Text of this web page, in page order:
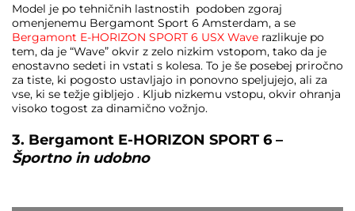
Model je po tehničnih lastnostih podoben zgoraj
omenjenemu Bergamont Sport 6 Amsterdam, a se
Bergamont E-HORIZON SPORT 6 USX Wave razlikuje po
tem, da je “Wave” okvir z zelo nizkim vstopom, tako da je
enostavno sedeti in vstati s kolesa. To je še posebej priročno
za tiste, ki pogosto ustavljajo in ponovno speljujejo, ali za
vse, ki se težje gibljejo . Kljub nizkemu vstopu, okvir ohranja
visoko togost za dinamično vožnjo.
3. Bergamont E-HORIZON SPORT 6 –
Športno in udobno